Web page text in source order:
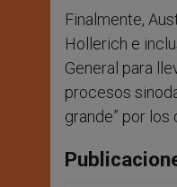
Finalmente,
Hollerich e
General para
procesos
grande” por los